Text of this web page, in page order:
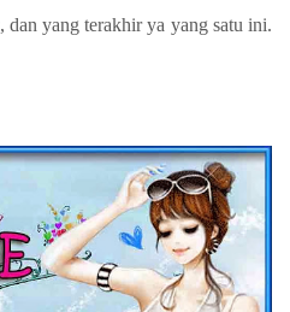
, dan yang terakhir ya yang satu ini.